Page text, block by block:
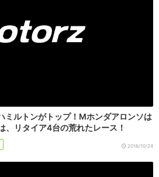
ミルトンがトップ！Mホンダアロンソは
、リタイア4台の荒れたレース！
2016/10/24